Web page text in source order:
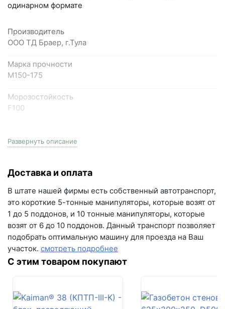
Написать на почту
Самарская область, Волжский район, село
Преображенка, улица Ленинская, 75 (вывеска "Мир
пн-пт с 9:00 до 18:00, сб с 10:00 до 16:00
+7 (846) 215-18-18
Написать в Telegram
Написать на почту
г.Самара, ул. Садовая, дом 199, помещение Н8
(вывеска "Мир кирпича")
пн-пт с 9:00 до 18:00
+7 (846) 215-16-16
одинарном формате
Производитель
ООО ТД Браер, г.Тула
Марка прочности
М150-175
Морозостойкость
F100
одинарный, (1НФ), 250мм длина * 120мм ширина *
Фактор НФ
Вес
2.3 кг
На поддоне
480 шт
Цвет
Развернуть описание
Доставка и оплата
В штате нашей фирмы есть собственный автотранспорт,
это короткие 5-тонные манипуляторы, которые возят от
1 до 5 поддонов, и 10 тонные манипуляторы, которые
возят от 6 до 10 поддонов. Данный транспорт позволяет
подобрать оптимальную машину для проезда на Ваш
участок. смотреть подробнее
С этим товаром покупают